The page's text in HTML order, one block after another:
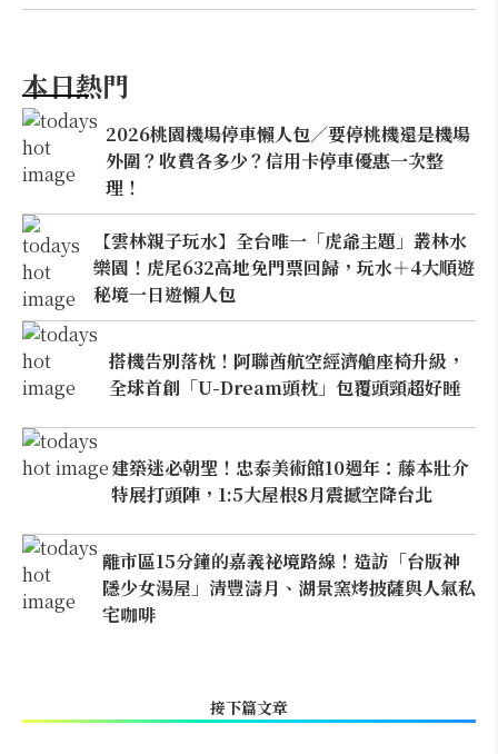
本日熱門
2026桃園機場停車懶人包／要停桃機還是機場
外圍？收費各多少？信用卡停車優惠一次整
理！
【雲林親子玩水】全台唯一「虎爺主題」叢林水
樂園！虎尾632高地免門票回歸，玩水＋4大順遊
秘境一日遊懶人包
搭機告別落枕！阿聯酋航空經濟艙座椅升級，
全球首創「U-Dream頭枕」包覆頭頸超好睡
建築迷必朝聖！忠泰美術館10週年：藤本壯介
特展打頭陣，1:5大屋根8月震撼空降台北
離市區15分鐘的嘉義祕境路線！造訪「台版神
隱少女湯屋」清豐濤月、湖景窯烤披薩與人氣私
宅咖啡
接下篇文章